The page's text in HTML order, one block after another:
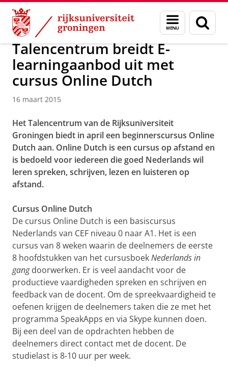
Skip
Content
Skip
Navigation
Menu
en
zoeken
Over ons Actueel Nieuws Nieuwsberichten
Talencentrum breidt E-
learningaanbod uit met
cursus Online Dutch
16 maart 2015
Het Talencentrum van de Rijksuniversiteit
Groningen biedt in april een beginnerscursus Online
Dutch aan. Online Dutch is een cursus op afstand en
is bedoeld voor iedereen die goed Nederlands wil
leren spreken, schrijven, lezen en luisteren op
afstand.
Cursus Online Dutch
De cursus Online Dutch is een basiscursus
Nederlands van CEF niveau 0 naar A1. Het is een
cursus van 8 weken waarin de deelnemers de eerste
8 hoofdstukken van het cursusboekNederlands in
gangdoorwerken. Er is veel aandacht voor de
productieve vaardigheden spreken en schrijven en
feedback van de docent. Om de spreekvaardigheid te
oefenen krijgen de deelnemers taken die ze met het
programma SpeakApps en via Skype kunnen doen.
Bij een deel van de opdrachten hebben de
deelnemers direct contact met de docent. De
studielast is 8-10 uur per week.